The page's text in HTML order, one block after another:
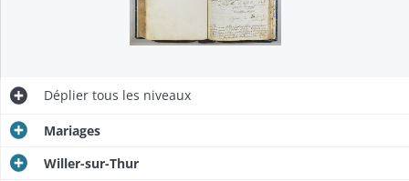
Déplier tous les niveaux
Mariages
Willer-sur-Thur